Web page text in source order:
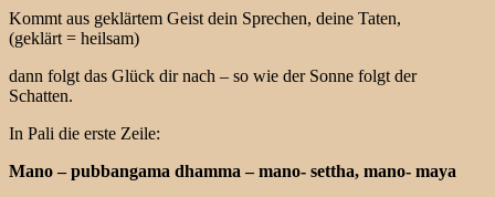
Kommt aus geklärtem Geist dein Sprechen, deine Taten,
(geklärt = heilsam)
dann folgt das Glück dir nach – so wie der Sonne folgt der
Schatten.
In Pali die erste Zeile:
Mano – pubbangama dhamma – mano- settha, mano- maya